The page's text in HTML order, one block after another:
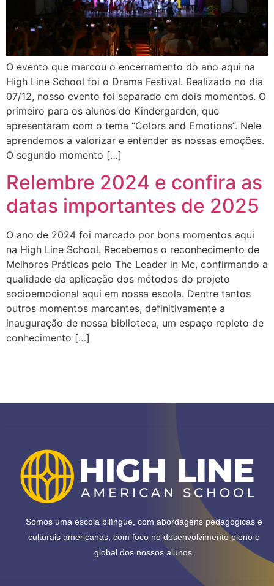
O evento que marcou o encerramento do ano aqui na
High Line School foi o Drama Festival. Realizado no dia
07/12, nosso evento foi separado em dois momentos. O
primeiro para os alunos do Kindergarden, que
apresentaram com o tema “Colors and Emotions”. Nele
aprendemos a valorizar e entender as nossas emoções.
O segundo momento […]
Relembre 2024 e confira as
datas importantes de 2025
O ano de 2024 foi marcado por bons momentos aqui
na High Line School. Recebemos o reconhecimento de
Melhores Práticas pelo The Leader in Me, confirmando a
qualidade da aplicação dos métodos do projeto
socioemocional aqui em nossa escola. Dentre tantos
outros momentos marcantes, definitivamente a
inauguração de nossa biblioteca, um espaço repleto de
conhecimento […]
Somos uma escola bilíngue, com abordagens pedagógicas e
culturais americanas, com foco no desenvolvimento pleno e
global dos nossos alunos.